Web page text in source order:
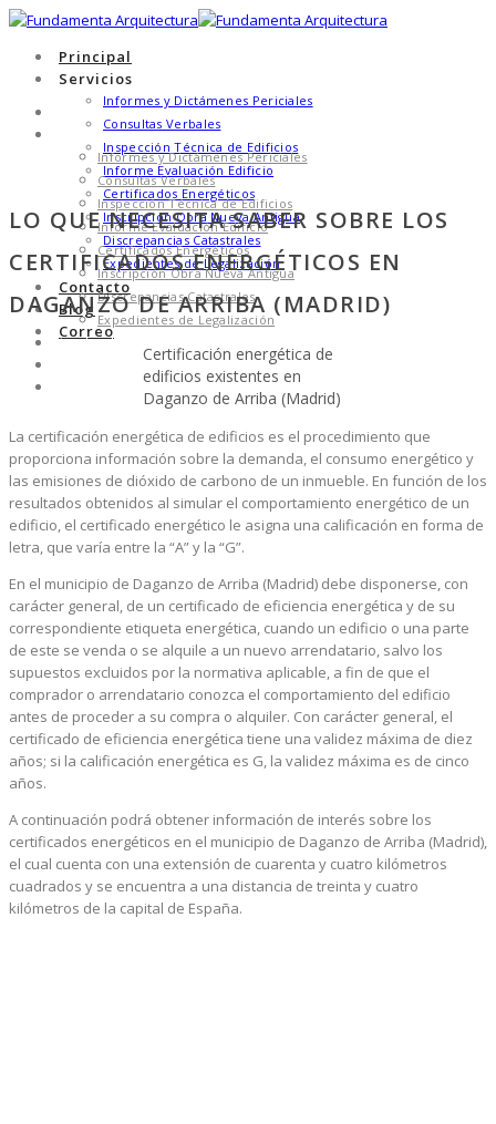
Principal
Servicios
Informes y Dictámenes Periciales
Consultas Verbales
Inspección Técnica de Edificios
Informe Evaluación Edificio
Certificados Energéticos
Inscripción Obra Nueva Antigua
Discrepancias Catastrales
Expedientes de Legalización
Contacto
Blog
Correo
Principal
Servicios
Informes y Dictámenes Periciales
Consultas Verbales
Inspección Técnica de Edificios
Informe Evaluación Edificio
Certificados Energéticos
Inscripción Obra Nueva Antigua
Discrepancias Catastrales
Expedientes de Legalización
Contacto
LO QUE NECESITA SABER SOBRE LOS
CERTIFICADOS ENERGÉTICOS EN
DAGANZO DE ARRIBA (MADRID)
Certificación energética de
edificios existentes en
Daganzo de Arriba (Madrid)
La certificación energética de edificios es el procedimiento que
proporciona información sobre la demanda, el consumo energético y
las emisiones de dióxido de carbono de un inmueble. En función de los
resultados obtenidos al simular el comportamiento energético de un
edificio, el certificado energético le asigna una calificación en forma de
letra, que varía entre la “A” y la “G”.
En el municipio de Daganzo de Arriba (Madrid) debe disponerse, con
carácter general, de un certificado de eficiencia energética y de su
correspondiente etiqueta energética, cuando un edificio o una parte
de este se venda o se alquile a un nuevo arrendatario, salvo los
supuestos excluidos por la normativa aplicable, a fin de que el
comprador o arrendatario conozca el comportamiento del edificio
antes de proceder a su compra o alquiler. Con carácter general, el
certificado de eficiencia energética tiene una validez máxima de diez
años; si la calificación energética es G, la validez máxima es de cinco
años.
A continuación podrá obtener información de interés sobre los
certificados energéticos en el municipio de Daganzo de Arriba (Madrid),
el cual cuenta con una extensión de cuarenta y cuatro kilómetros
cuadrados y se encuentra a una distancia de treinta y cuatro
kilómetros de la capital de España.